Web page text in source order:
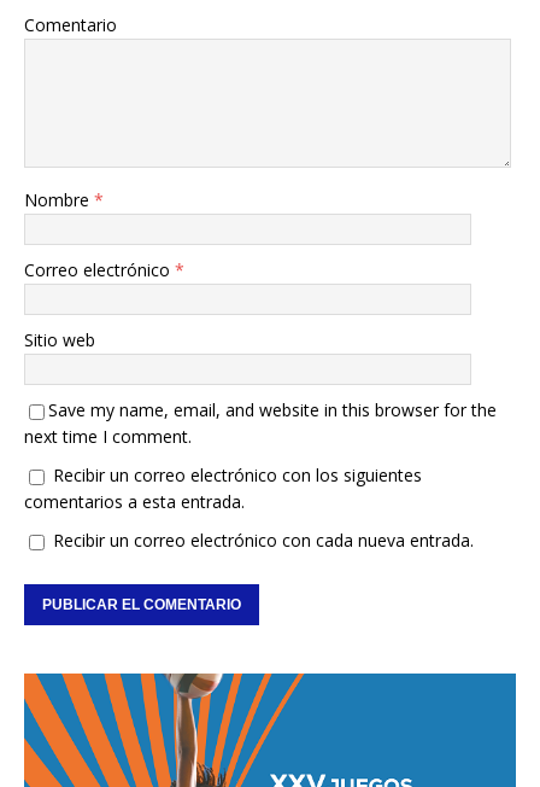
Comentario
Nombre *
Correo electrónico *
Sitio web
Save my name, email, and website in this browser for the
next time I comment.
Recibir un correo electrónico con los siguientes
comentarios a esta entrada.
Recibir un correo electrónico con cada nueva entrada.